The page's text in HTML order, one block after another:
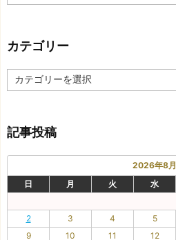
去
事
カテゴリー
カ
テ
ー
記事投稿
2026年8月
日
月 火 水
2
3 4 5
9
10 11 12